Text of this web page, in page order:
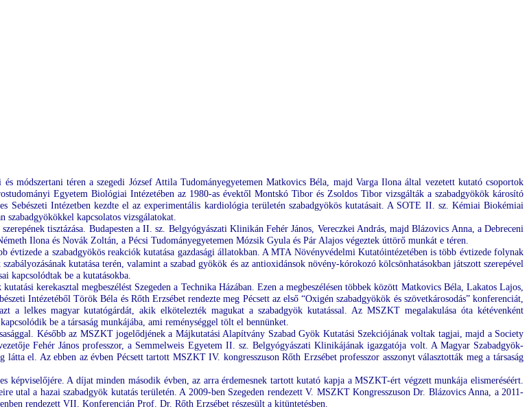
módszertani téren a szegedi József Attila Tudományegyetemen Matkovics Béla, majd Varga Ilona által vezetett kutató csoportok
Egyetem Biológiai Intézetében az 1980-as évektől Montskó Tibor és Zsoldos Tibor vizsgálták a szabadgyökök károsító
Intézetben kezdte el az experimentális kardiológia területén szabadgyökös kutatásait. A SOTE II. sz. Kémiai Biokémiai
kapcsolatos vizsgálatokat.
tisztázása. Budapesten a II. sz. Belgyógyászati Klinikán Fehér János, Vereczkei András, majd Blázovics Anna, a Debreceni
Ilona és Novák Zoltán, a Pécsi Tudományegyetemen Mózsik Gyula és Pár Alajos végeztek úttörő munkát e téren.
a szabadgyökös reakciók kutatása gazdasági állatokban. A MTA Növényvédelmi Kutatóintézetében is több évtizede folynak
kutatása terén, valamint a szabad gyökök és az antioxidánsok növény-kórokozó kölcsönhatásokban játszott szerepével
kapcsolódtak be a kutatásokba.
kerekasztal megbeszélést Szegeden a Technika Házában. Ezen a megbeszélésen többek között Matkovics Béla, Lakatos Lajos,
Intézetéből Török Béla és Rőth Erzsébet rendezte meg Pécsett az első “Oxigén szabadgyökök és szövetkárosodás” konferenciát,
a lelkes magyar kutatógárdát, akik elkötelezték magukat a szabadgyök kutatással. Az MSZKT megalakulása óta kétévenként
be a társaság munkájába, ami reménységgel tölt el bennünket.
Később az MSZKT jogelődjének a Májkutatási Alapítvány Szabad Gyök Kutatási Szekciójának voltak tagjai, majd a Society
Fehér János professzor, a Semmelweis Egyetem II. sz. Belgyógyászati Klinikájának igazgatója volt. A Magyar Szabadgyök-
el. Az ebben az évben Pécsett tartott MSZKT IV. kongresszuson Rőth Erzsébet professzor asszonyt választották meg a társaság
A díjat minden második évben, az arra érdemesnek tartott kutató kapja a MSZKT-ért végzett munkája elismeréséért.
utal a hazai szabadgyök kutatás területén. A 2009-ben Szegeden rendezett V. MSZKT Kongresszuson Dr. Blázovics Anna, a 2011-
rendezett VII. Konferencián Prof. Dr. Rőth Erzsébet részesült a kitüntetésben